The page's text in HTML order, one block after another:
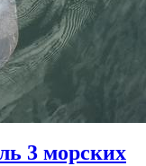
3 морских